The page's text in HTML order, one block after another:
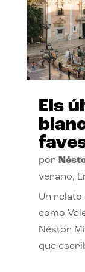
Els
por
verano,
Un relato
como
Néstor
que